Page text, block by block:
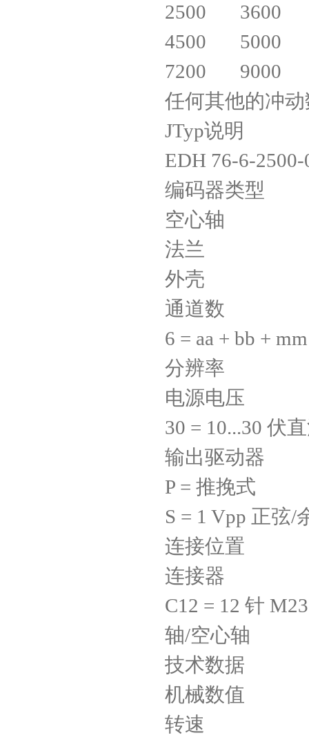
2500 3600
4500 5000
7200 9000
任何其他的冲
JTyp说明
EDH 76-6-
编码器类
空心
法兰 ø
外壳 ø
通道数
6 = aa + bb + mm
分辨率
电源电压
30 = 10...30 伏
输出驱动器
P = 推挽式
S = 1 Vpp 正弦/
连接位置
连接器
C12 = 12 针 M23
轴/空心
技术数据
机械数值
转速 ?